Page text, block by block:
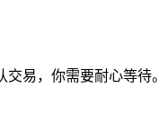
易，你需要耐心等待。